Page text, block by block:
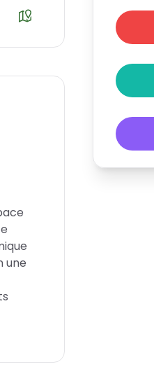
une